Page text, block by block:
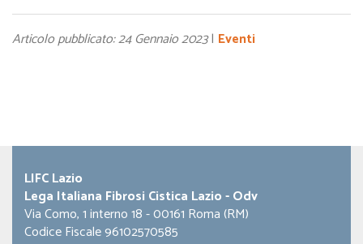
Articolo pubblicato: 24 Gennaio 2023| Eventi
LIFC Lazio
Lega Italiana Fibrosi Cistica Lazio - Odv
Via Como, 1 interno 18 - 00161 Roma (RM)
Codice Fiscale 96102570585